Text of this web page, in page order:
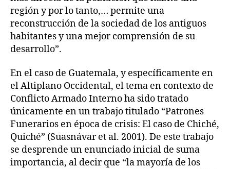
región y por lo tanto,… permite una
reconstrucción de la sociedad de los antiguos
habitantes y una mejor comprensión de su
desarrollo”.
En el caso de Guatemala, y específicamente en
el Altiplano Occidental, el tema en contexto de
Conflicto Armado Interno ha sido tratado
únicamente en un trabajo titulado “Patrones
Funerarios en época de crisis: El caso de Chiché,
Quiché” (Suasnávar et al. 2001). De este trabajo
se desprende un enunciado inicial de suma
importancia, al decir que “la mayoría de los